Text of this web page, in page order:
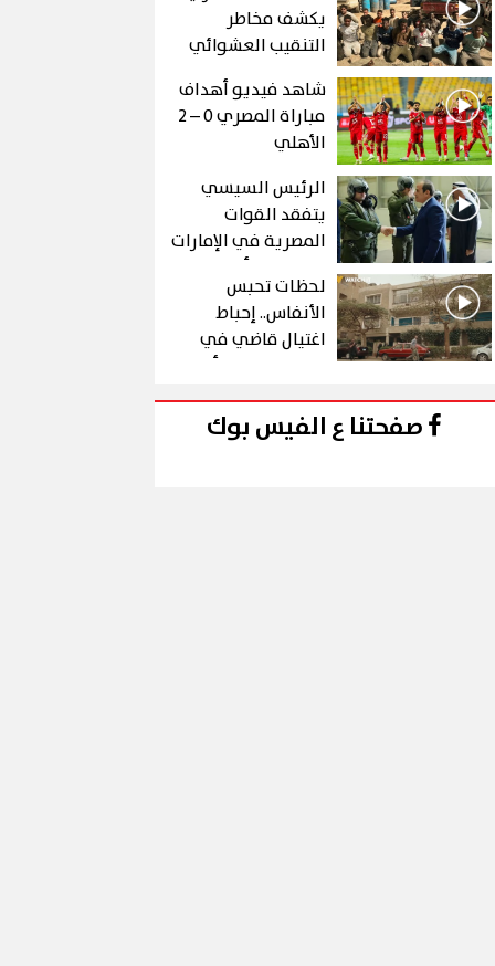
يكشف مخاطر
التنقيب العشوائي
عن الذهب في "درع
الجنوب"
شاهد فيديو أهداف
مباراة المصري 0 – 2
الأهلي
الرئيس السيسي
يتفقد القوات
المصرية في الإمارات
خلال زيارة أخوية
لحظات تحبس
الأنفاس.. إحباط
اغتيال قاضي في
الحلقة 10 من رأس
صفحتنا ع الفيس بوك